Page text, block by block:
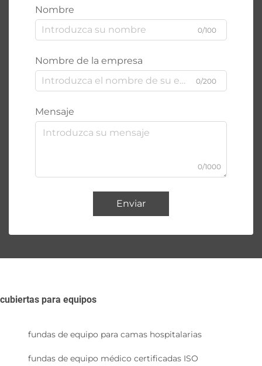
Nombre
0/100
Nombre de la empresa
0/200
Mensaje
0/1000
Enviar
cubiertas para equipos
fundas de equipo para camas hospitalarias
fundas de equipo médico certificadas ISO